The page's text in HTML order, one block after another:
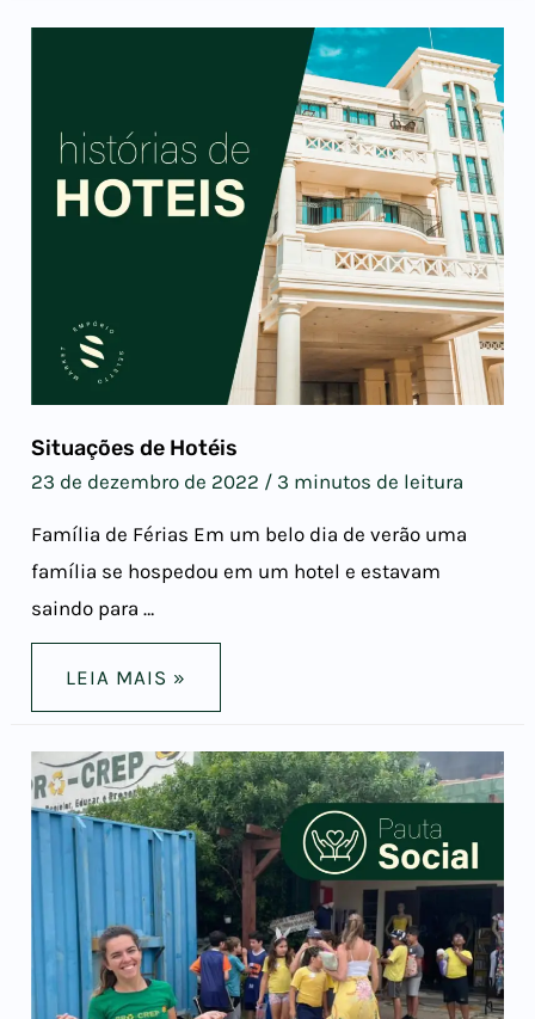
Situações de Hotéis
23 de dezembro de 2022 / 3 minutos de leitura
Família de Férias Em um belo dia de verão uma
família se hospedou em um hotel e estavam
saindo para …
LEIA MAIS »